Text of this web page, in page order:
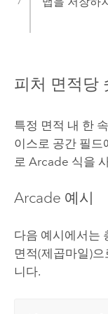
피처 면적당
특정 면적 내 한
이스로 공간 필드
로 Arcade 식을
Arcade 예시
다음 예시에서는
면적(제곱마일)
니다.